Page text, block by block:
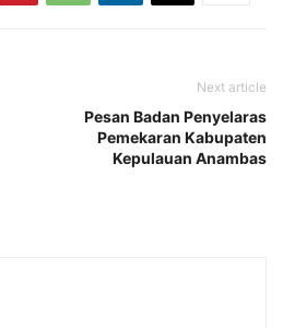
Next article
Pesan Badan Penyelaras
Pemekaran Kabupaten
Kepulauan Anambas